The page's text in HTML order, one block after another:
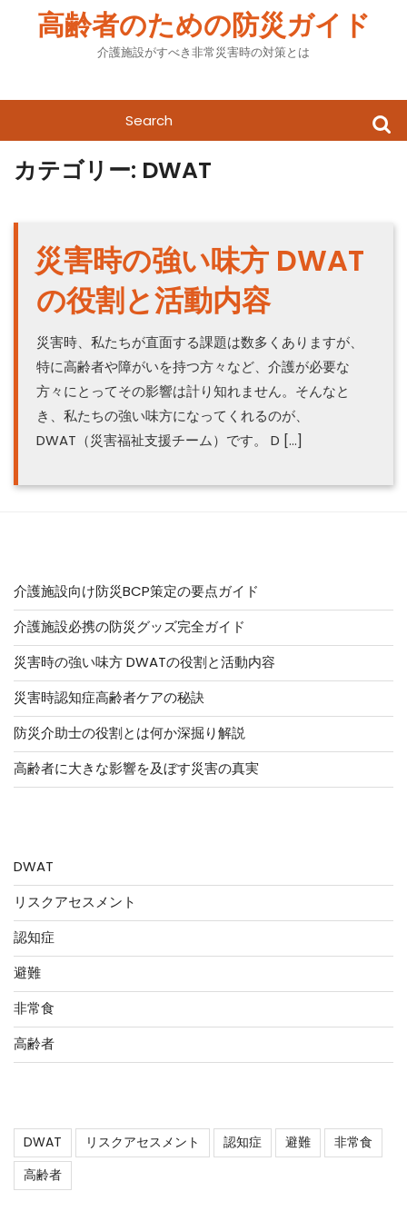
高齢者のための防災ガイド
介護施設がすべき非常災害時の対策とは
for:
カテゴリー: DWAT
災害時の強い味方 DWAT
の役割と活動内容
災害時、私たちが直面する課題は数多くありますが、
特に高齢者や障がいを持つ方々など、介護が必要な
方々にとってその影響は計り知れません。そんなと
き、私たちの強い味方になってくれるのが、
DWAT（災害福祉支援チーム）です。 D […]
介護施設向け防災BCP策定の要点ガイド
介護施設必携の防災グッズ完全ガイド
災害時の強い味方 DWATの役割と活動内容
災害時認知症高齢者ケアの秘訣
防災介助士の役割とは何か深掘り解説
高齢者に大きな影響を及ぼす災害の真実
DWAT
リスクアセスメント
認知症
避難
非常食
高齢者
DWAT リスクアセスメント 認知症 避難
非常食
高齢者